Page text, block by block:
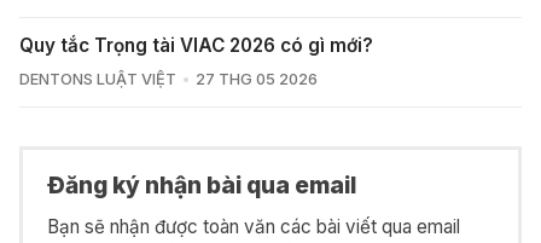
Quy tắc Trọng tài VIAC 2026 có gì mới?
DENTONS LUẬT VIỆT 27 THG 05 2026
Đăng ký nhận bài qua email
Bạn sẽ nhận được toàn văn các bài viết qua email